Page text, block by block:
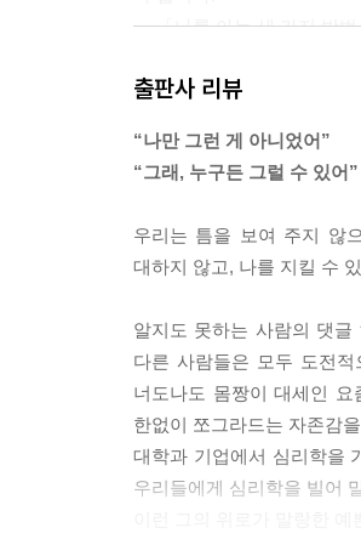
--- 「나를 아는 세 가지 방
우리의 마음속엔 충격편향
다. ‘기쁜 일이 생겨도 기
않다.’
연구진은 외모와 자존감
자존감이 높은 것이 아니라
--- 「예쁘고 잘 생기면 행복할까
출판사 리뷰
“나만 그런 게 아니었어”
“그래, 누구든 그럴 수 있어
우리는 틈을 보여 주지 않
대하지 않고, 나를 지킬 수
알지도 못하는 사람의 댓
다른 사람들은 모두 도전
너도나도 몸짱이 대세인
한없이 쪼그라드는 자존감
대학과 기업에서 심리학을
우리들에게 심리학을 빌어